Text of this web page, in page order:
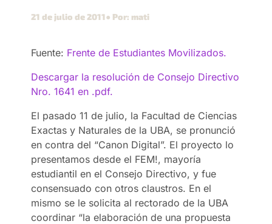
21 de julio de 2011● Por: mati
Fuente: Frente de Estudiantes Movilizados.
Descargar la resolución de Consejo Directivo
Nro. 1641 en .pdf.
El pasado 11 de julio, la Facultad de Ciencias
Exactas y Naturales de la UBA, se pronunció
en contra del “Canon Digital”. El proyecto lo
presentamos desde el FEM!, mayoría
estudiantil en el Consejo Directivo, y fue
consensuado con otros claustros. En el
mismo se le solicita al rectorado de la UBA
coordinar “la elaboración de una propuesta